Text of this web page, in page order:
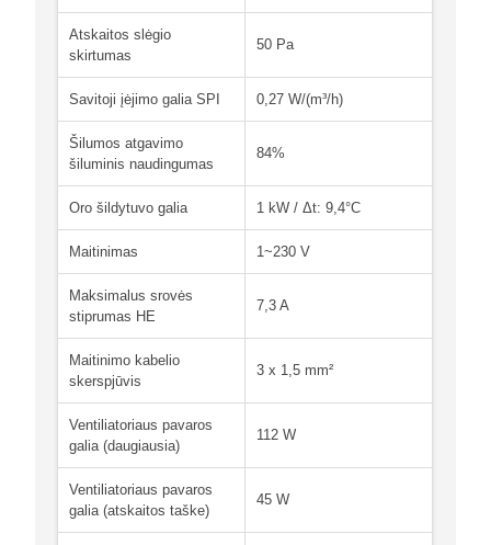
Atskaitos slėgio
skirtumas
50 Pa
Savitoji įėjimo galia SPI 0,27 W/(m³/h)
Šilumos atgavimo
šiluminis naudingumas
84%
Oro šildytuvo galia 1 kW / Δt: 9,4°C
Maitinimas 1~230 V
Maksimalus srovės
stiprumas HE
7,3 A
Maitinimo kabelio
skerspjūvis
3 x 1,5 mm²
Ventiliatoriaus pavaros
galia (daugiausia)
112 W
Ventiliatoriaus pavaros
galia (atskaitos taške)
45 W